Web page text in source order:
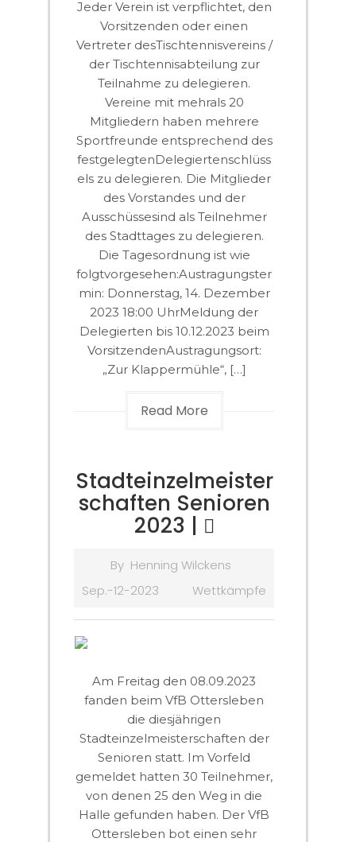
Jeder Verein ist verpflichtet, den
Vorsitzenden oder einen
Vertreter desTischtennisvereins /
der Tischtennisabteilung zur
Teilnahme zu delegieren.
Vereine mit mehrals 20
Mitgliedern haben mehrere
Sportfreunde entsprechend des
festgelegtenDelegiertenschlüss
els zu delegieren. Die Mitglieder
des Vorstandes und der
Ausschüssesind als Teilnehmer
des Stadttages zu delegieren.
Die Tagesordnung ist wie
folgtvorgesehen:Austragungster
min: Donnerstag, 14. Dezember
2023 18:00 UhrMeldung der
Delegierten bis 10.12.2023 beim
VorsitzendenAustragungsort:
„Zur Klappermühle“, […]
Read More
Stadteinzelmeister
schaften Senioren
2023 |
By Henning Wilckens
Sep.-12-2023
Wettkämpfe
Am Freitag den 08.09.2023
fanden beim VfB Ottersleben
die diesjährigen
Stadteinzelmeisterschaften der
Senioren statt. Im Vorfeld
gemeldet hatten 30 Teilnehmer,
von denen 25 den Weg in die
Halle gefunden haben. Der VfB
Ottersleben bot einen sehr